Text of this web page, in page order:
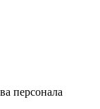
персонала